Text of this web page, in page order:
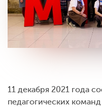
11 декабря 2021 года
педагогических